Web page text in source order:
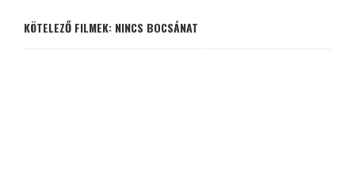
KÖTELEZŐ FILMEK: NINCS BOCSÁNAT